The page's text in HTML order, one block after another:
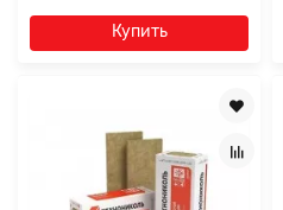
Купить